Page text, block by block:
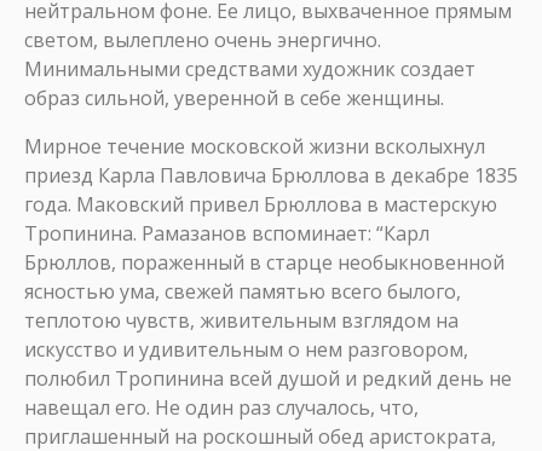
нейтральном фоне. Ее лицо, выхваченное прямым
светом, вылеплено очень энергично.
Минимальными средствами художник создает
образ сильной, уверенной в себе женщины.
Мирное течение московской жизни всколыхнул
приезд Карла Павловича Брюллова в декабре 1835
года. Маковский привел Брюллова в мастерскую
Тропинина. Рамазанов вспоминает: “Карл
Брюллов, пораженный в старце необыкновенной
ясностью ума, свежей памятью всего былого,
теплотою чувств, живительным взглядом на
искусство и удивительным о нем разговором,
полюбил Тропинина всей душой и редкий день не
навещал его. Не один раз случалось, что,
приглашенный на роскошный обед аристократа,